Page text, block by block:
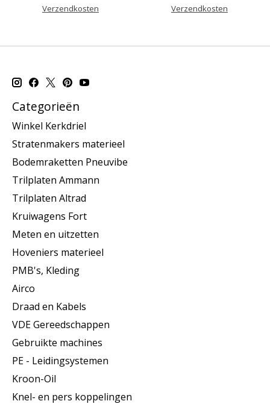
Verzendkosten
Verzendkosten
Categorieën
Winkel Kerkdriel
Stratenmakers materieel
Bodemraketten Pneuvibe
Trilplaten Ammann
Trilplaten Altrad
Kruiwagens Fort
Meten en uitzetten
Hoveniers materieel
PMB's, Kleding
Airco
Draad en Kabels
VDE Gereedschappen
Gebruikte machines
PE - Leidingsystemen
Kroon-Oil
Knel- en pers koppelingen